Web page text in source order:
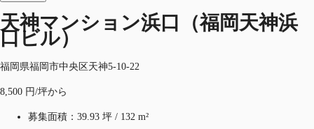
天神マンション浜口（福岡天神浜
口ビル）
福岡県福岡市中央区天神5-10-22
8,500 円/坪から
募集面積： 39.93 坪 / 132 m²